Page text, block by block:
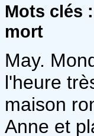
Mots clés
mort
May.
l'heure
maison
Anne et